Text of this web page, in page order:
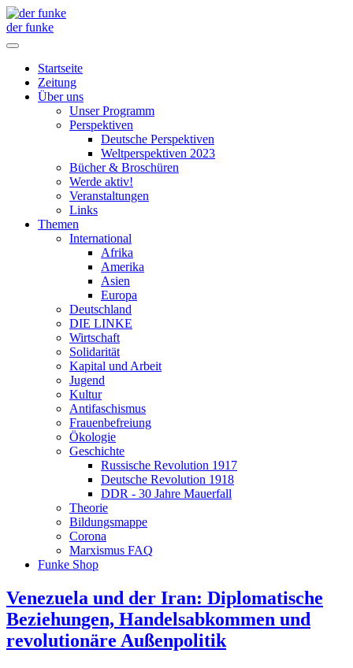
der funke
Startseite
Zeitung
Über uns
Unser Programm
Perspektiven
Deutsche Perspektiven
Weltperspektiven 2023
Bücher & Broschüren
Werde aktiv!
Veranstaltungen
Links
Themen
International
Afrika
Amerika
Asien
Europa
Deutschland
DIE LINKE
Wirtschaft
Solidarität
Kapital und Arbeit
Jugend
Kultur
Antifaschismus
Frauenbefreiung
Ökologie
Geschichte
Russische Revolution 1917
Deutsche Revolution 1918
DDR - 30 Jahre Mauerfall
Theorie
Bildungsmappe
Corona
Marxismus FAQ
Funke Shop
Venezuela und der Iran: Diplomatische
Beziehungen, Handelsabkommen und
revolutionäre Außenpolitik